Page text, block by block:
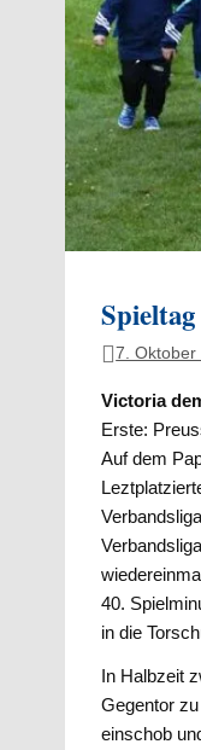
7. Oktober
Victoria
Erste:
Auf dem
40.
in die
In Halbzeit
Gegentor
einschob